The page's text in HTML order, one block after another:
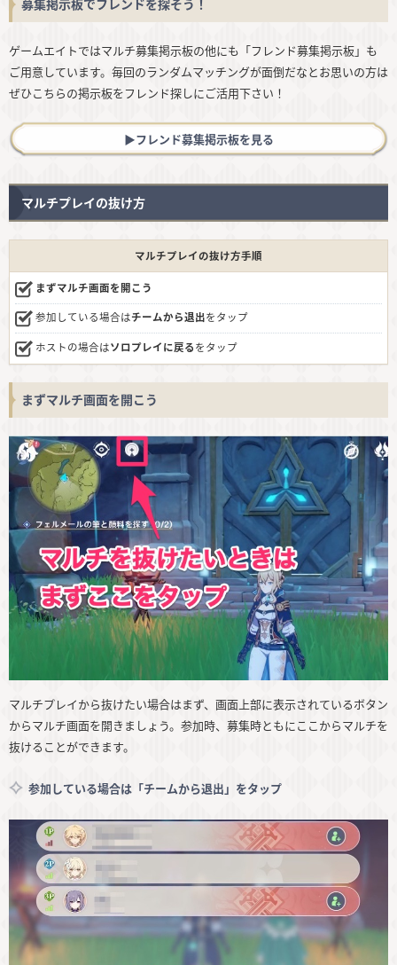
募集掲示板でフレンドを探そう！
ゲームエイトではマルチ募集掲示板の他にも「フレンド募集掲示板」も
ご用意しています。毎回のランダムマッチングが面倒だなとお思いの方は
ぜひこちらの掲示板をフレンド探しにご活用下さい！
▶︎フレンド募集掲示板を見る
マルチプレイの抜け方
マルチプレイの抜け方手順
まずマルチ画面を開こう
参加している場合はチームから退出をタップ
ホストの場合はソロプレイに戻る をタップ
まずマルチ画面を開こう
マルチプレイから抜けたい場合はまず、画面上部に表示されているボタン
からマルチ画面を開きましょう。参加時、募集時ともにここからマルチを
抜けることができます。
参加している場合は「チームから退出」をタップ